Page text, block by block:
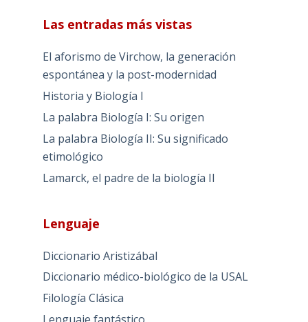
Las entradas más vistas
El aforismo de Virchow, la generación
espontánea y la post-modernidad
Historia y Biología I
La palabra Biología I: Su origen
La palabra Biología II: Su significado
etimológico
Lamarck, el padre de la biología II
Lenguaje
Diccionario Aristizábal
Diccionario médico-biológico de la USAL
Filología Clásica